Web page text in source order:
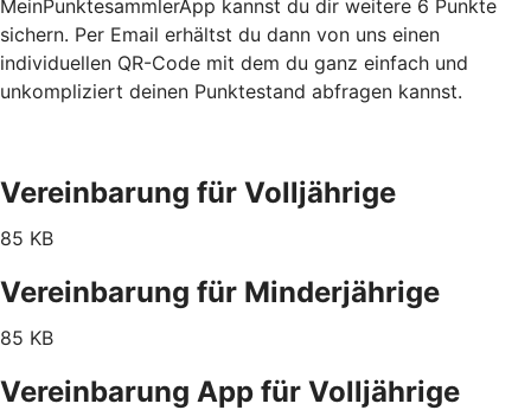
MeinPunktesammlerApp kannst du dir weitere 6 Punkte
sichern. Per Email erhältst du dann von uns einen
individuellen QR-Code mit dem du ganz einfach und
unkompliziert deinen Punktestand abfragen kannst.
Vereinbarung für Volljährige
85 KB
Vereinbarung für Minderjährige
85 KB
Vereinbarung App für Volljährige